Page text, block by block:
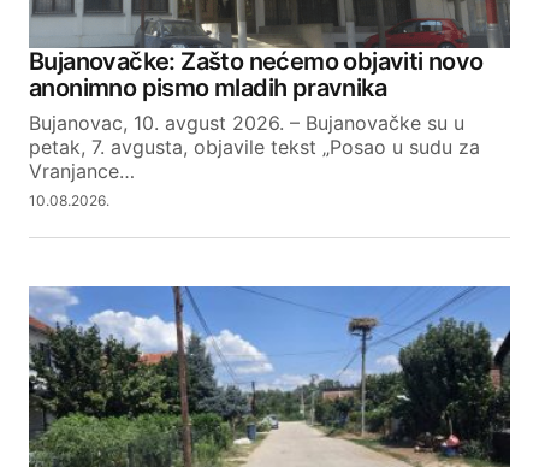
Bujanovačke: Zašto nećemo objaviti novo
anonimno pismo mladih pravnika
Bujanovac, 10. avgust 2026. – Bujanovačke su u
petak, 7. avgusta, objavile tekst „Posao u sudu za
Vranjance…
10.08.2026.